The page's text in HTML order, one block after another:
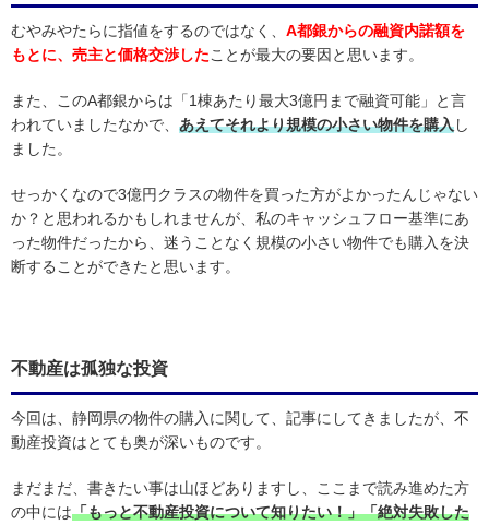
むやみやたらに指値をするのではなく、 A都銀からの融資内諾額を
もとに、売主と価格交渉したことが最大の要因と思います。
また、このA都銀からは「1棟あたり最大3億円まで融資可能」と言
われていましたなかで、 あえてそれより規模の小さい物件を購入し
ました。
せっかくなので3億円クラスの物件を買った方がよかったんじゃない
か？と思われるかもしれませんが、私のキャッシュフロー基準にあ
った物件だったから、迷うことなく規模の小さい物件でも購入を決
断することができたと思います。
不動産は孤独な投資
今回は、静岡県の物件の購入に関して、記事にしてきましたが、不
動産投資はとても奥が深いものです。
まだまだ、書きたい事は山ほどありますし、ここまで読み進めた方
の中には「もっと不動産投資について知りたい！」「絶対失敗した